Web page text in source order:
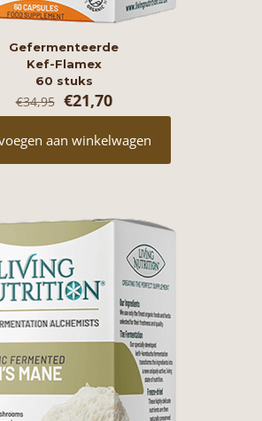
Gefermenteerde
Kef-Flamex
60 stuks
€34,95 Oorspronkelijke
prijs
was:
€34,95.
€21,70Huidige
prijs
€21,70.
aan winkelwagen